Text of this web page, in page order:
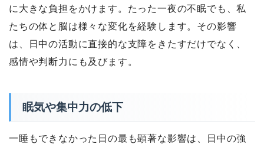
に大きな負担をかけます。たった一夜の不眠でも、私
たちの体と脳は様々な変化を経験します。その影響
は、日中の活動に直接的な支障をきたすだけでなく、
感情や判断力にも及びます。
眠気や集中力の低下
一睡もできなかった日の最も顕著な影響は、日中の強